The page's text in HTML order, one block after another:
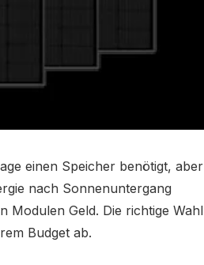
einen Speicher benötigt, aber
nach Sonnenuntergang
Modulen Geld. Die richtige Wahl
Budget ab.